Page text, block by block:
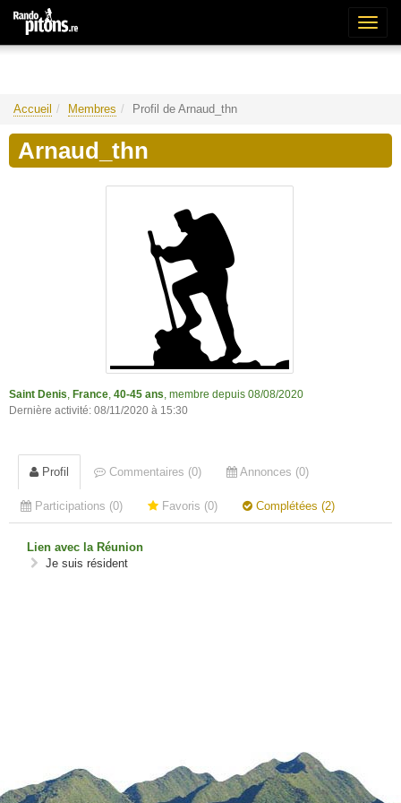
Accueil Membres Profil de Arnaud_thn
Arnaud_thn
Saint Denis France 40-45 ans , membre depuis 08/08/2020
Dernière activité: 08/11/2020 à 15:30
Profil Commentaires (0) Annonces (0)
Participations (0) Favoris (0) Complétées (2)
Lien avec la Réunion
Je suis résident